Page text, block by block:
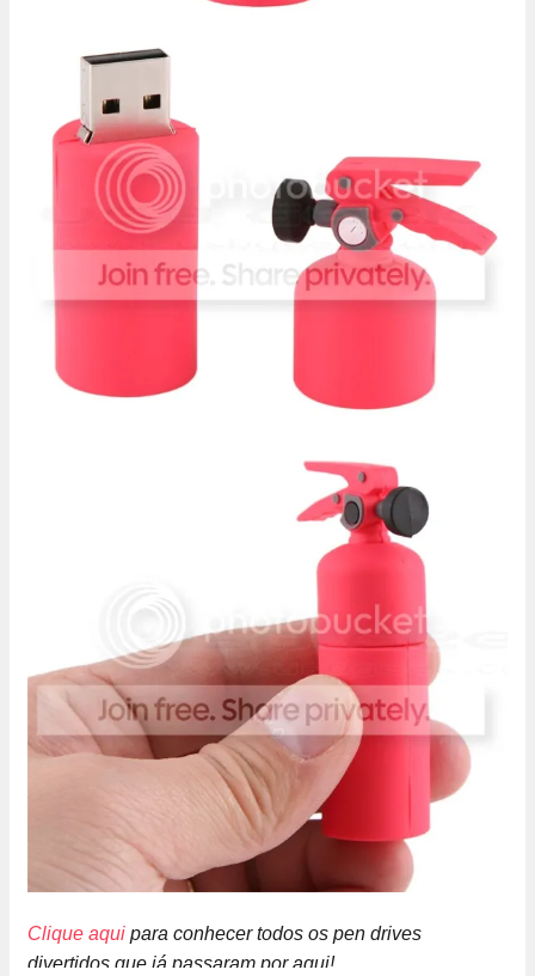
Clique aqui para conhecer todos os pen drives
divertidos que já passaram por aqui!